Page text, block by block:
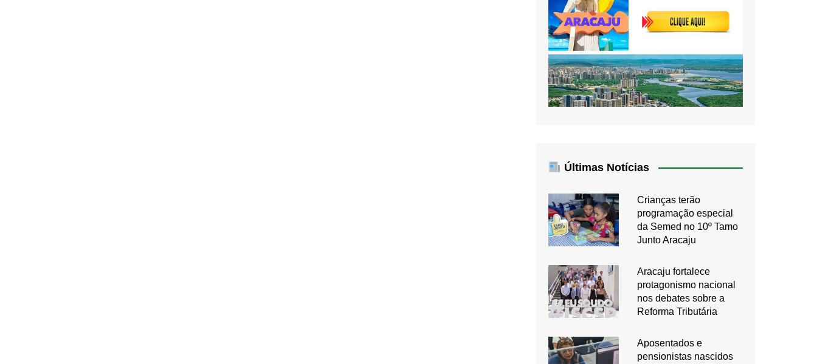
Últimas Notícias
Crianças terão
programação especial
da Semed no 10º Tamo
Junto Aracaju
Aracaju fortalece
protagonismo nacional
nos debates sobre a
Reforma Tributária
Aposentados e
pensionistas nascidos